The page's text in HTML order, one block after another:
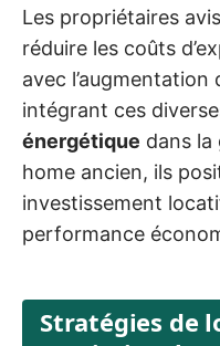
Les propriétaires
réduire les coûts
avec l’augmentation
intégrant ces
énergétique dans la
home ancien, ils
investissement
performance
Stratégies de